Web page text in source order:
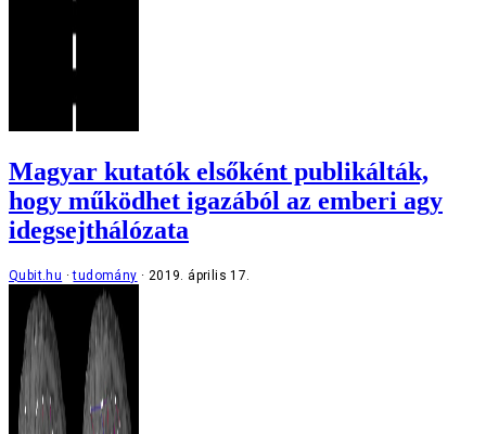
Magyar kutatók elsőként publikálták,
hogy működhet igazából az emberi agy
idegsejthálózata
Qubit.hu tudomány 2019. április 17.